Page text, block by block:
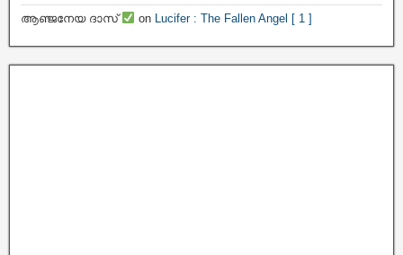
ആഞ്ജനേയ ദാസ്
on Lucifer : The Fallen Angel [ 1 ]